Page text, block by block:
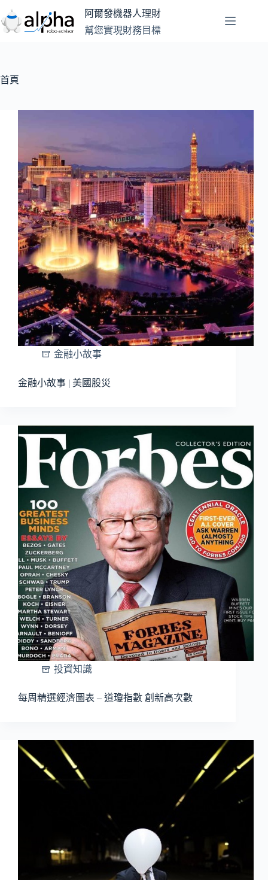
至
主
容
阿爾發機器人理財
幫您實現財務目標
首頁
金融小故事
金融小故事 | 美國股災
投資知識
每周精選經濟圖表 – 道瓊指數 創新高次數